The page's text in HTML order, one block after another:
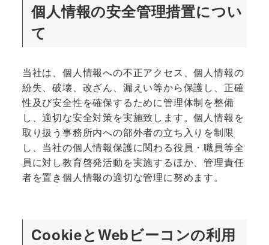
個人情報の安全管理措置につい
て
当社は、個人情報への不正アクセス、個人情報の
紛失、破壊、改ざん、漏えい等から保護し、正確
性及び安全性を確保するために管理体制を整備
し、適切な安全対策を実施致します。個人情報を
取り扱う事務所内への部外者の立ち入りを制限
し、当社の個人情報保護に関わる役員・職員等全
員に対し教育啓発活動を実施するほか、管理責任
者を置き個人情報の適切な管理に努めます。
CookieとWebビーコンの利用